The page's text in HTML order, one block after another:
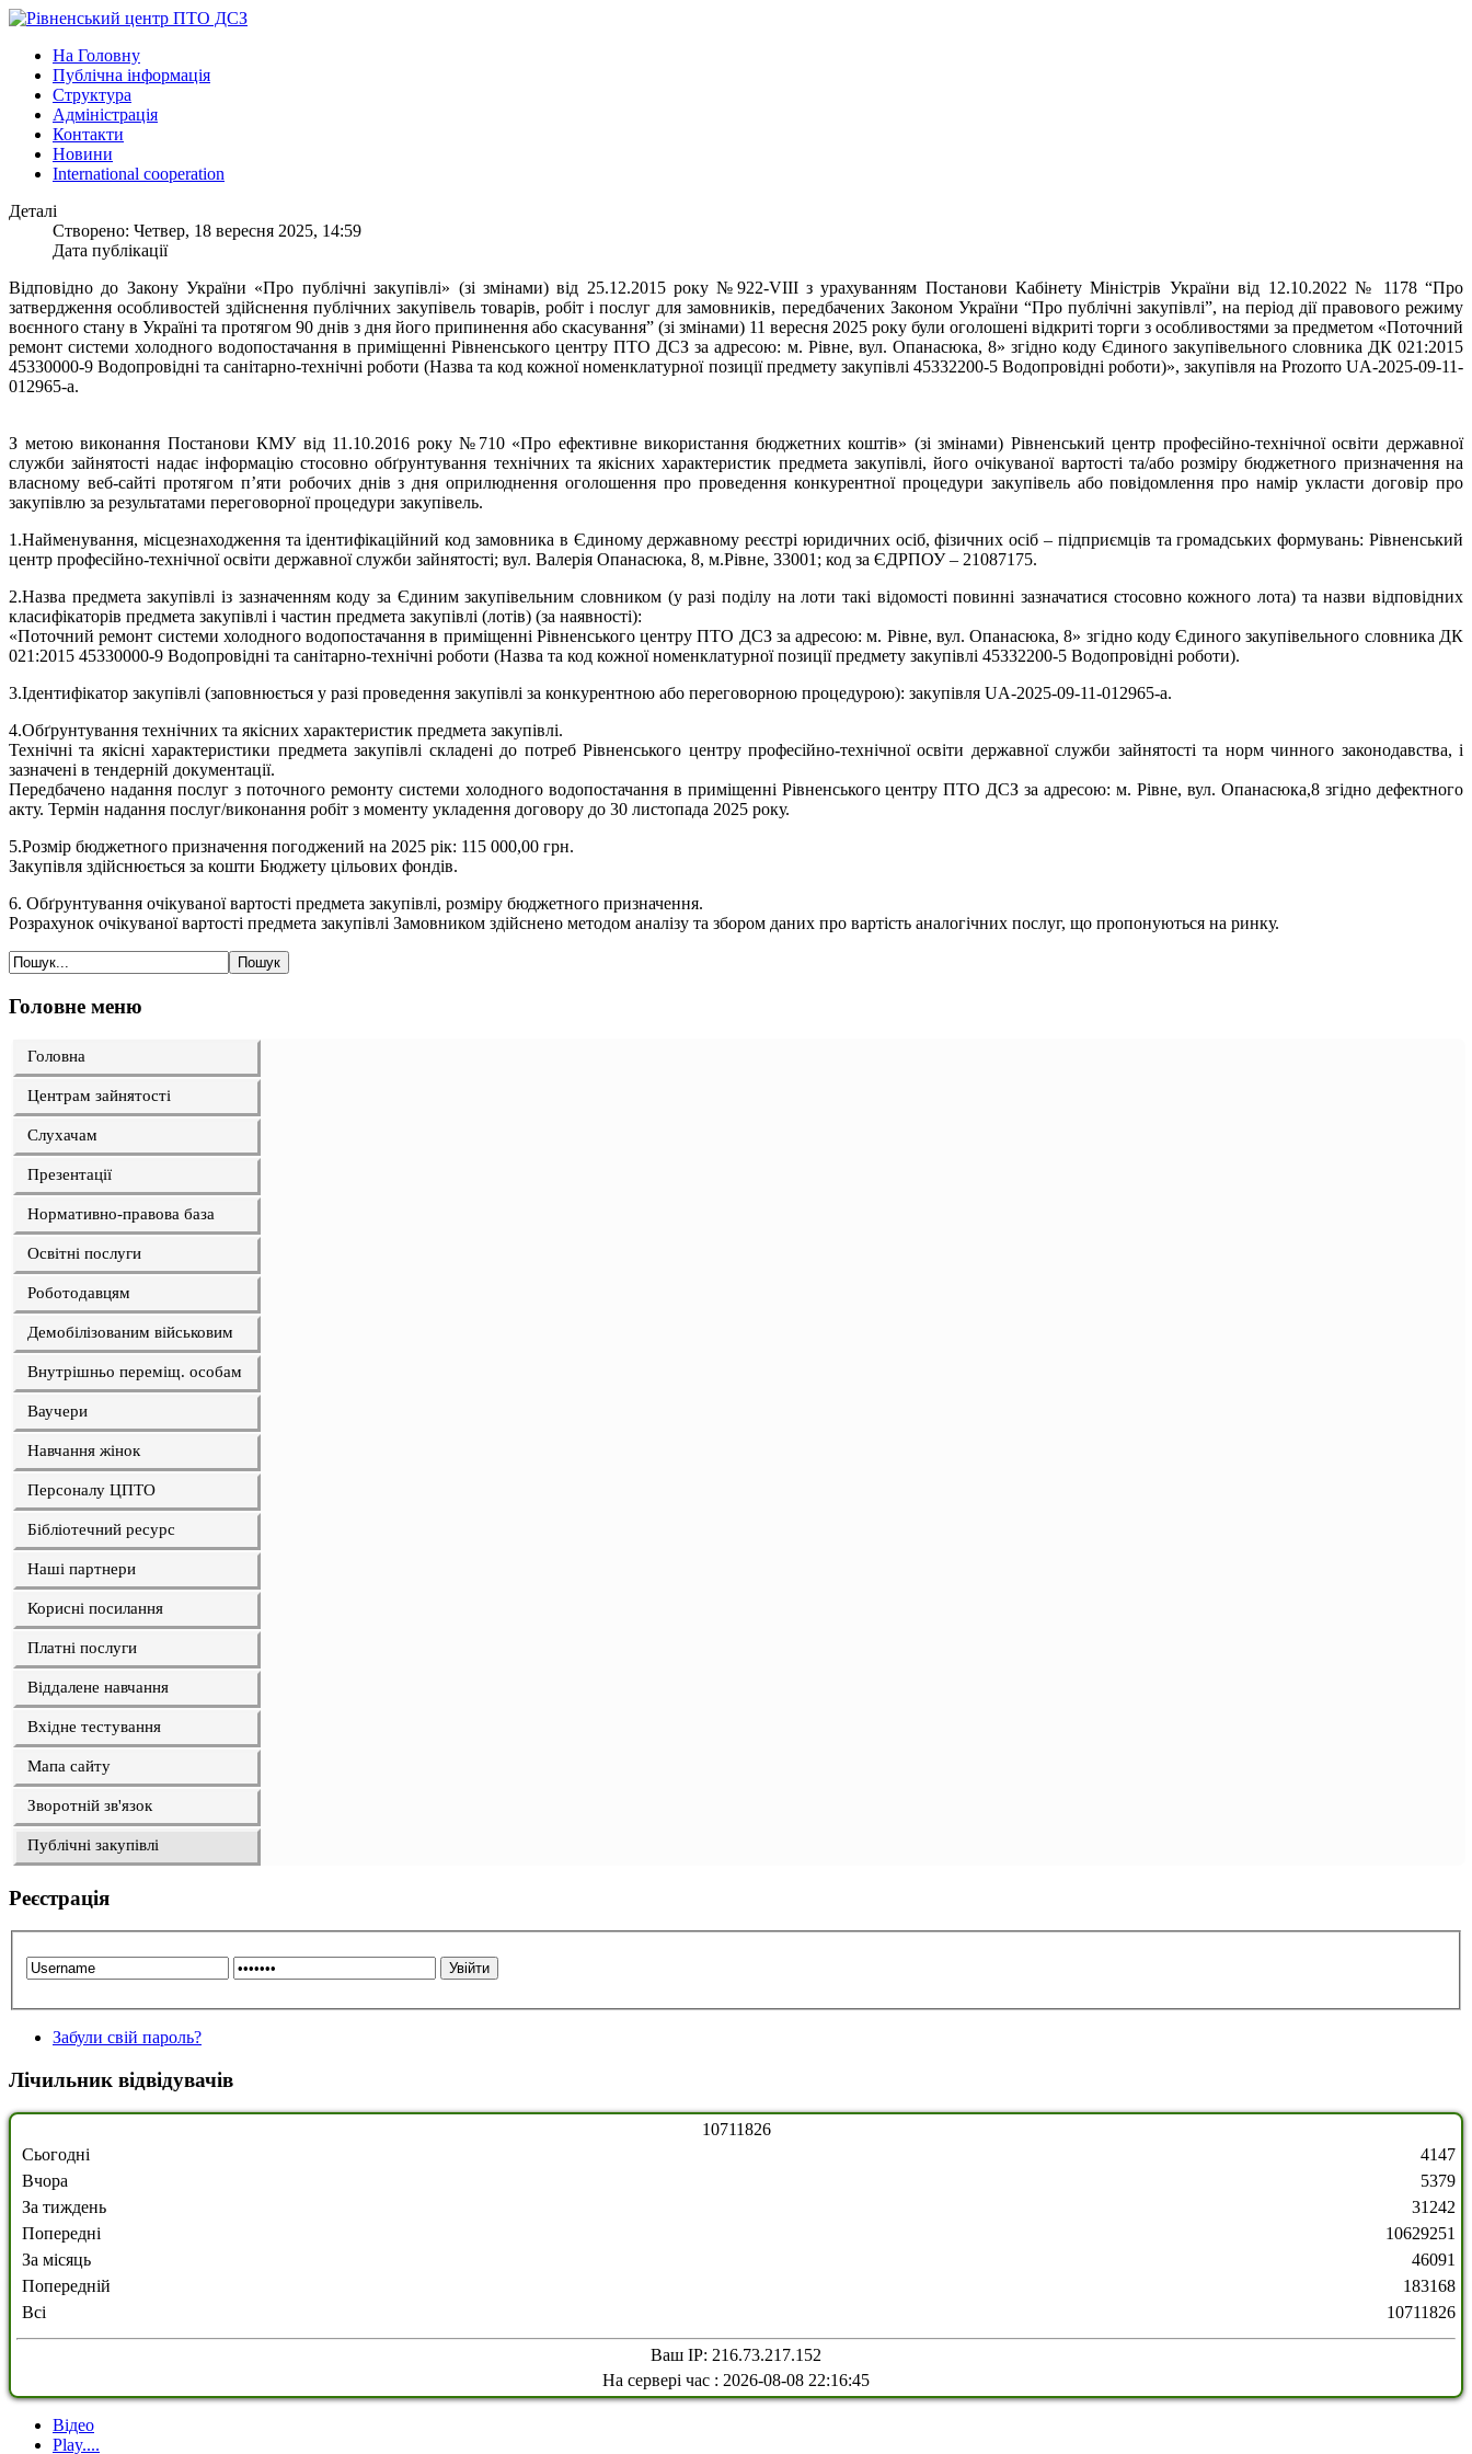
На Головну
Публічна інформація
Структура
Адміністрація
Контакти
Новини
International cooperation
Деталі
Створено: Четвер, 18 вересня 2025, 14:59
Дата публікації
Відповідно до Закону України «Про публічні закупівлі» (зі змінами) від 25.12.2015 року №922-VIII з урахуванням Постанови Кабінету Міністрів України від 12.10.2022 № 1178 “Про
затвердження особливостей здійснення публічних закупівель товарів, робіт і послуг для замовників, передбачених Законом України “Про публічні закупівлі”, на період дії правового режиму
воєнного стану в Україні та протягом 90 днів з дня його припинення або скасування” (зі змінами) 11 вересня 2025 року були оголошені відкриті торги з особливостями за предметом «Поточний
ремонт системи холодного водопостачання в приміщенні Рівненського центру ПТО ДСЗ за адресою: м. Рівне, вул. Опанасюка, 8» згідно коду Єдиного закупівельного словника ДК 021:2015
45330000-9 Водопровідні та санітарно-технічні роботи (Назва та код кожної номенклатурної позиції предмету закупівлі 45332200-5 Водопровідні роботи)», закупівля на Prozorro UA-2025-09-11-
012965-a.
З метою виконання Постанови КМУ від 11.10.2016 року №710 «Про ефективне використання бюджетних коштів» (зі змінами) Рівненський центр професійно-технічної освіти державної
служби зайнятості надає інформацію стосовно обґрунтування технічних та якісних характеристик предмета закупівлі, його очікуваної вартості та/або розміру бюджетного призначення на
власному веб-сайті протягом п’яти робочих днів з дня оприлюднення оголошення про проведення конкурентної процедури закупівель або повідомлення про намір укласти договір про
закупівлю за результатами переговорної процедури закупівель.
1.Найменування, місцезнаходження та ідентифікаційний код замовника в Єдиному державному реєстрі юридичних осіб, фізичних осіб – підприємців та громадських формувань: Рівненський
центр професійно-технічної освіти державної служби зайнятості; вул. Валерія Опанасюка, 8, м.Рівне, 33001; код за ЄДРПОУ – 21087175.
2.Назва предмета закупівлі із зазначенням коду за Єдиним закупівельним словником (у разі поділу на лоти такі відомості повинні зазначатися стосовно кожного лота) та назви відповідних
класифікаторів предмета закупівлі і частин предмета закупівлі (лотів) (за наявності):
«Поточний ремонт системи холодного водопостачання в приміщенні Рівненського центру ПТО ДСЗ за адресою: м. Рівне, вул. Опанасюка, 8» згідно коду Єдиного закупівельного словника ДК
021:2015 45330000-9 Водопровідні та санітарно-технічні роботи (Назва та код кожної номенклатурної позиції предмету закупівлі 45332200-5 Водопровідні роботи).
3.Ідентифікатор закупівлі (заповнюється у разі проведення закупівлі за конкурентною або переговорною процедурою): закупівля UA-2025-09-11-012965-a.
4.Обґрунтування технічних та якісних характеристик предмета закупівлі.
Технічні та якісні характеристики предмета закупівлі складені до потреб Рівненського центру професійно-технічної освіти державної служби зайнятості та норм чинного законодавства, і
зазначені в тендерній документації.
Передбачено надання послуг з поточного ремонту системи холодного водопостачання в приміщенні Рівненського центру ПТО ДСЗ за адресою: м. Рівне, вул. Опанасюка,8 згідно дефектного
акту. Термін надання послуг/виконання робіт з моменту укладення договору до 30 листопада 2025 року.
5.Розмір бюджетного призначення погоджений на 2025 рік: 115 000,00 грн.
Закупівля здійснюється за кошти Бюджету цільових фондів.
6. Обґрунтування очікуваної вартості предмета закупівлі, розміру бюджетного призначення.
Розрахунок очікуваної вартості предмета закупівлі Замовником здійснено методом аналізу та збором даних про вартість аналогічних послуг, що пропонуються на ринку.
Головне меню
Головна
Центрам зайнятості
Слухачам
Презентації
Нормативно-правова база
Освітні послуги
Роботодавцям
Демобілізованим військовим
Внутрішньо переміщ. особам
Ваучери
Навчання жінок
Персоналу ЦПТО
Бібліотечний ресурс
Наші партнери
Корисні посилання
Платні послуги
Віддалене навчання
Вхідне тестування
Мапа сайту
Зворотній зв'язок
Публічні закупівлі
Реєстрація
Забули свій пароль?
Лічильник відвідувачів
10711826
Сьогодні
Вчора
За тиждень
Попередні
За місяць
Попередній
Всі
4147
5379
31242
10629251
46091
183168
10711826
Ваш IP: 216.73.217.152
На сервері час : 2026-08-08 22:16:45
Відео
Play....